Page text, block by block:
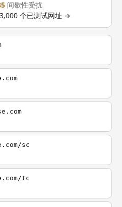
间歇性受扰
个已测试网址 →
sc
tc